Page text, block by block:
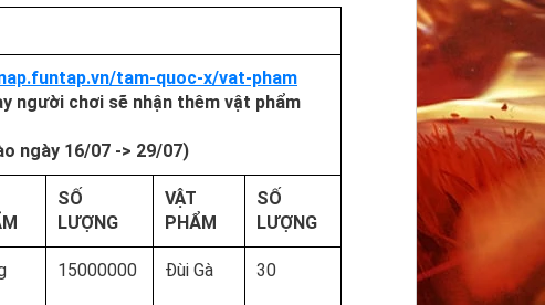
tam-quoc-x/vat-pham
người chơi sẽ nhận thêm vật phẩm
ngày 16/07 -> 29/07)
SỐ
LƯỢNG
VẬT
PHẨM
SỐ
LƯỢNG
15000000 Đùi Gà 30